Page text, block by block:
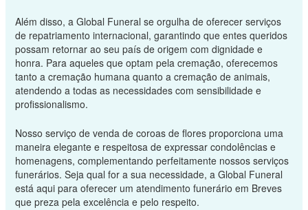
Além disso, a Global Funeral se orgulha de oferecer serviços
de repatriamento internacional, garantindo que entes queridos
possam retornar ao seu país de origem com dignidade e
honra. Para aqueles que optam pela cremação, oferecemos
tanto a cremação humana quanto a cremação de animais,
atendendo a todas as necessidades com sensibilidade e
profissionalismo.
Nosso serviço de venda de coroas de flores proporciona uma
maneira elegante e respeitosa de expressar condolências e
homenagens, complementando perfeitamente nossos serviços
funerários. Seja qual for a sua necessidade, a Global Funeral
está aqui para oferecer um atendimento funerário em Breves
que preza pela excelência e pelo respeito.